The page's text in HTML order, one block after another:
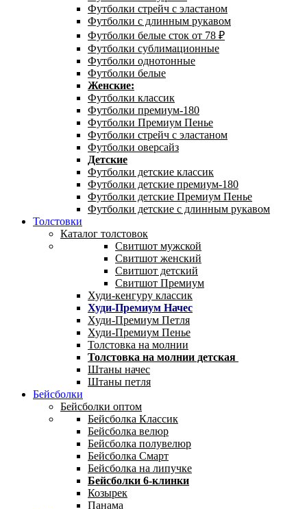
Футболки стрейч с эластаном
Футболки с длинным рукавом
Футболки белые сток от 78 ₽
Футболки сублимационные
Футболки однотонные
Футболки белые
Женские:
Футболки классик
Футболки премиум-180
Футболки Премиум Пенье
Футболки стрейч с эластаном
Футболки оверсайз
Детские
Футболки детские классик
Футболки детские премиум-180
Футболки детские Премиум Пенье
Футболки детские с длинным рукавом
Толстовки
Каталог толстовок
Свитшот мужской
Свитшот женский
Свитшот детский
Свитшот Премиум
Худи-кенгуру классик
Худи-Премиум Начес
Худи-Премиум Петля
Худи-Премиум Пенье
Толстовка на молнии
Толстовка на молнии детская
Штаны начес
Штаны петля
Бейсболки
Бейсболки оптом
Бейсболка Классик
Бейсболка велюр
Бейсболка полувелюр
Бейсболка Смарт
Бейсболка на липучке
Бейсболки 6-клинки
Козырек
Панама